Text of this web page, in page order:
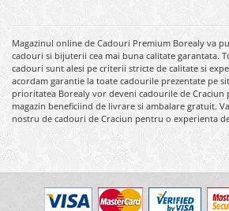
Magazinul online de Cadouri Premium Borealy va
cadouri si bijuterii cea mai buna calitate garantata.
cadouri sunt alesi pe criterii stricte de calitate si
acordam garantie la toate cadourile prezentate pe
prioritatea Borealy vor deveni cadourile de Craciun
magazin beneficiind de livrare si ambalare gratuit.
nostru de cadouri de Craciun pentru o experienta